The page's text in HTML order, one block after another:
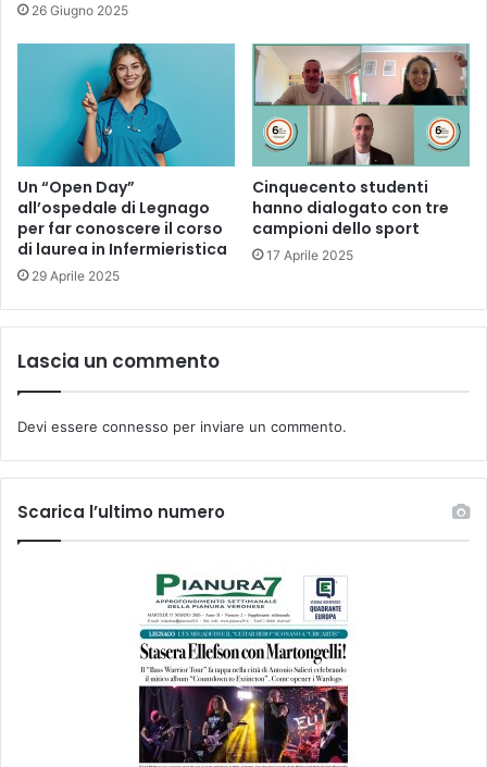
26 Giugno 2025
Un “Open Day”
all’ospedale di Legnago
per far conoscere il corso
di laurea in Infermieristica
29 Aprile 2025
Cinquecento studenti
hanno dialogato con tre
campioni dello sport
17 Aprile 2025
Lascia un commento
Devi essere connesso per inviare un commento.
Scarica l’ultimo numero